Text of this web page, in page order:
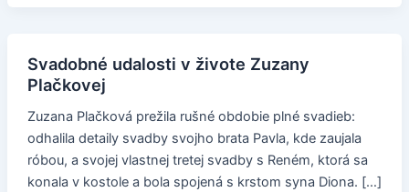
Svadobné udalosti v živote Zuzany
Plačkovej
Zuzana Plačková prežila rušné obdobie plné svadieb:
odhalila detaily svadby svojho brata Pavla, kde zaujala
róbou, a svojej vlastnej tretej svadby s Reném, ktorá sa
konala v kostole a bola spojená s krstom syna Diona. […]